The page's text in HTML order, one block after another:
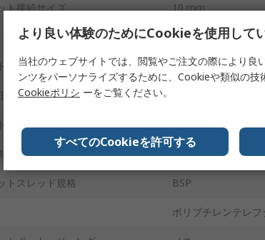
ト接続サイズ 10 mm
Pneutic C
ねじ規格 BSP
ポートのジェンダー メス
0°C
トスレッド規格 BSP
ポリブチレンテレフ
より良い体験のためにCookieを使用して
当社のウェブサイトでは、閲覧やご注文の際により良
ンツをパーソナライズするために、Cookieや類似の技
Cookieポリシ ーをご覧ください。
すべてのCookieを許可する